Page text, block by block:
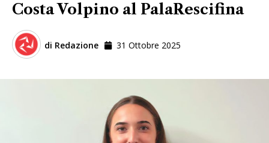
Costa Volpino al PalaRescifina
di Redazione 31 Ottobre 2025